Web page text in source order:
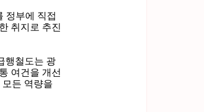
정부에 직접
취지로 추진
행철도는 광
여건을 개선
든 역량을